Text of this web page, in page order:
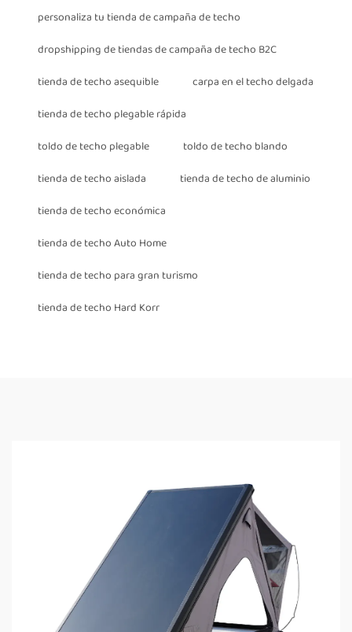
personaliza tu tienda de campaña de techo
dropshipping de tiendas de campaña de techo B2C
tienda de techo asequible
carpa en el techo delgada
tienda de techo plegable rápida
toldo de techo plegable
toldo de techo blando
tienda de techo aislada
tienda de techo de aluminio
tienda de techo económica
tienda de techo Auto Home
tienda de techo para gran turismo
tienda de techo Hard Korr